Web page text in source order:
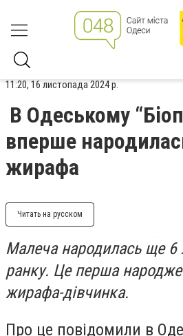
11:20, 16 листопада 2024 р.
В Одеському
вперше
жирафа
Читать на русском
Малеча народилась ще 6
ранку. Це перша
жирафа-дівчинка.
Про це повідомили в